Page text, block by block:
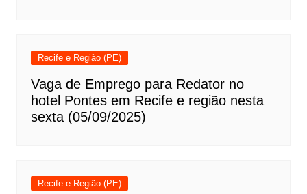
Recife e Região (PE)
Vaga de Emprego para Redator no
hotel Pontes em Recife e região nesta
sexta (05/09/2025)
Recife e Região (PE)